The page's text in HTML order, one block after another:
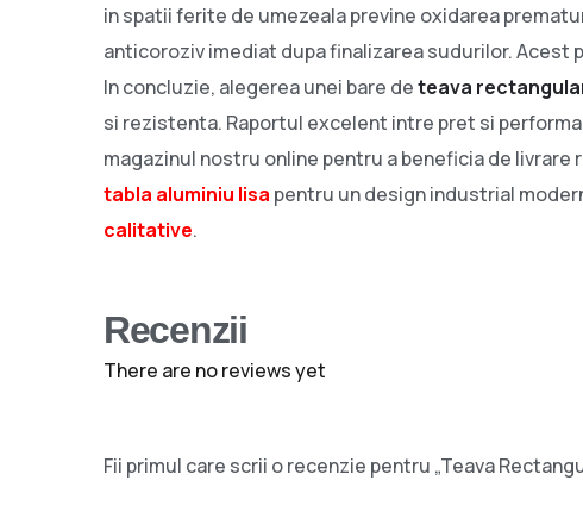
in spatii ferite de umezeala previne oxidarea
anticoroziv imediat dupa finalizarea sudurilor. Acest
In concluzie, alegerea unei bare deteava
si rezistenta. Raportul excelent intre pret si
magazinul nostru online pentru a beneficia de
tabla aluminiu lisa pentru un design industrial
calitative.
Recenzii
There are no reviews yet
Fii primul care scrii o recenzie pentru „Teava